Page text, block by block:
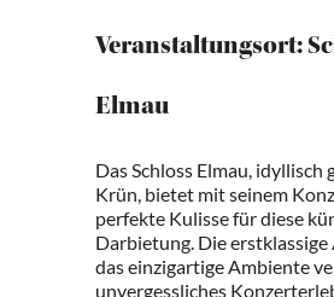
Veranstaltungsort:
Elmau
Das Schloss Elmau, idyllisch
Krün, bietet mit seinem
perfekte Kulisse für diese
Darbietung. Die
das einzigartige Ambiente
unvergessliches